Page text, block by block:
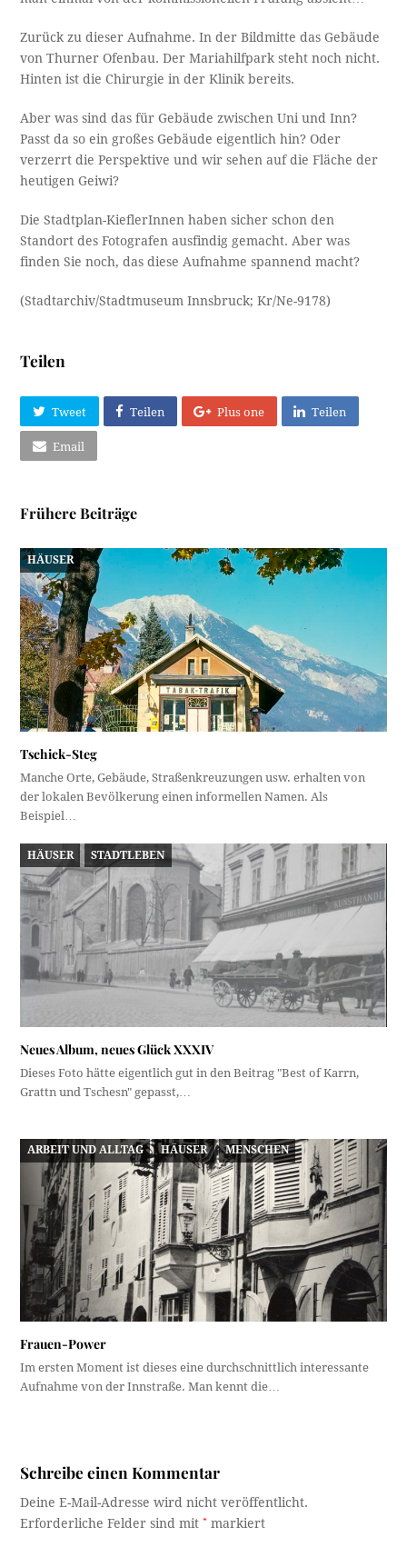
Zurück zu dieser Aufnahme. In der Bildmitte das Gebäude
von Thurner Ofenbau. Der Mariahilfpark steht noch nicht.
Hinten ist die Chirurgie in der Klinik bereits.
Aber was sind das für Gebäude zwischen Uni und Inn?
Passt da so ein großes Gebäude eigentlich hin? Oder
verzerrt die Perspektive und wir sehen auf die Fläche der
heutigen Geiwi?
Die Stadtplan-KieflerInnen haben sicher schon den
Standort des Fotografen ausfindig gemacht. Aber was
finden Sie noch, das diese Aufnahme spannend macht?
(Stadtarchiv/Stadtmuseum Innsbruck; Kr/Ne-9178)
Teilen
Tweet Teilen Plus one Teilen
Email
Frühere Beiträge
HÄUSER
Tschick-Steg
Manche Orte, Gebäude, Straßenkreuzungen usw. erhalten von
der lokalen Bevölkerung einen informellen Namen. Als
Beispiel…
HÄUSER STADTLEBEN
Neues Album, neues Glück XXXIV
Dieses Foto hätte eigentlich gut in den Beitrag "Best of Karrn,
Grattn und Tschesn" gepasst,…
ARBEIT UND ALLTAG HÄUSER MENSCHEN
Frauen-Power
Im ersten Moment ist dieses eine durchschnittlich interessante
Aufnahme von der Innstraße. Man kennt die…
Schreibe einen Kommentar
Deine E-Mail-Adresse wird nicht veröffentlicht.
Erforderliche Felder sind mit* markiert